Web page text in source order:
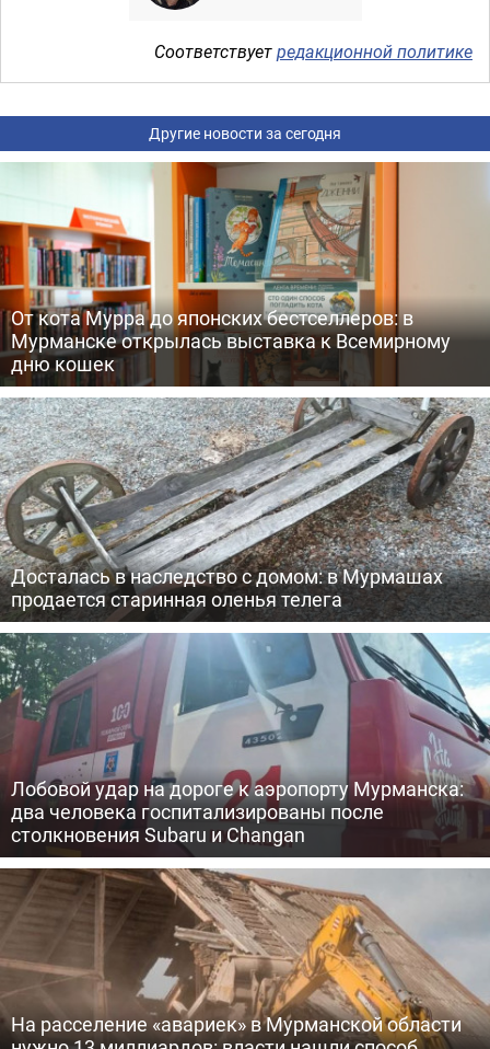
Соответствуетредакционной политике
Другие новости за сегодня
От кота Мурра до японских бестселлеров: в
Мурманске открылась выставка к Всемирному
дню кошек
Досталась в наследство с домом: в Мурмашах
продается старинная оленья телега
Лобовой удар на дороге к аэропорту Мурманска:
два человека госпитализированы после
столкновения Subaru и Changan
На расселение «авариек» в Мурманской области